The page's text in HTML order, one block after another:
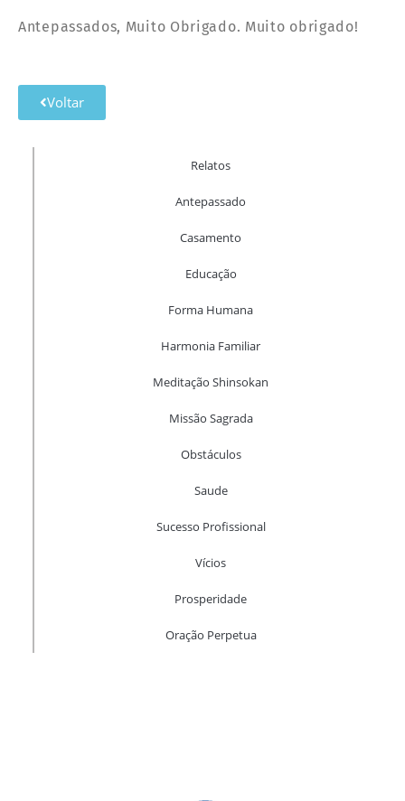
Antepassados, Muito Obrigado. Muito obrigado!
Voltar
Relatos
Antepassado
Casamento
Educação
Forma Humana
Harmonia Familiar
Meditação Shinsokan
Missão Sagrada
Obstáculos
Saude
Sucesso Profissional
Vícios
Prosperidade
Oração Perpetua